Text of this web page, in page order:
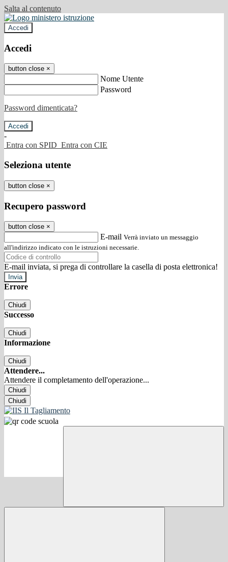
Salta al contenuto
Accedi
Accedi
button close ×
Nome Utente
Password
Password dimenticata?
-
Entra con SPID Entra con CIE
Seleziona utente
button close ×
Recupero password
button close ×
E-mail Verrà inviato un messaggio
all'indirizzo indicato con le istruzioni necessarie.
E-mail inviata, si prega di controllare la casella di posta elettronica!
Errore
Chiudi
Successo
Chiudi
Informazione
Chiudi
Attendere...
Attendere il completamento dell'operazione...
Chiudi
Chiudi